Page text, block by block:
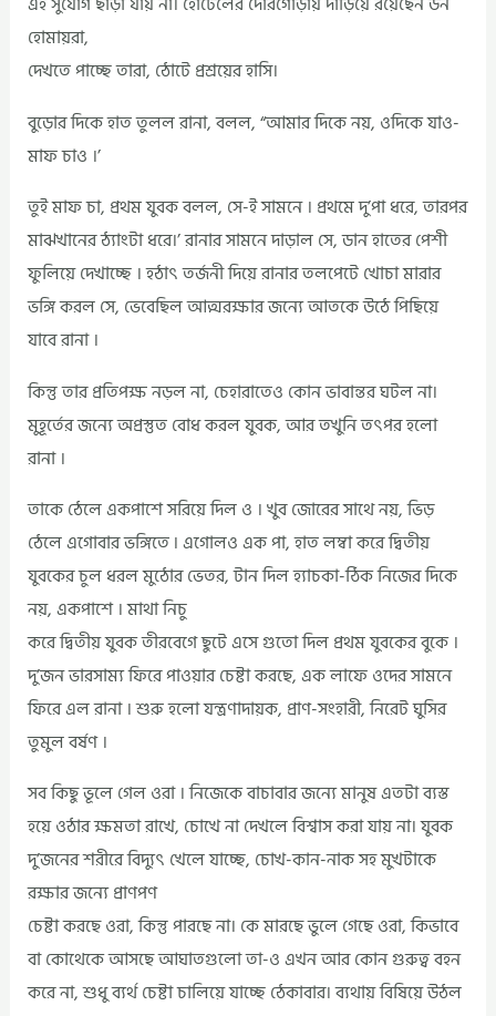
হোমায়রা,
দেখতে পাচ্ছে তারা, ঠোটে প্রশ্রয়ের হাসি।
বুড়োর দিকে হাত তুলল রানা, বলল, “আমার দিকে নয়, ওদিকে যাও-
মাফ চাও ।’
তুই মাফ চা, প্রথম যুবক বলল, সে-ই সামনে । প্রথমে দু’পা ধরে, তারপর
মাঝখানের ঠ্যাংটা ধরে।’ রানার সামনে দাড়াল সে, ডান হাতের পেশী
ফুলিয়ে দেখাচ্ছে । হঠাৎ তর্জনী দিয়ে রানার তলপেটে খোচা মারার
ভঙ্গি করল সে, ভেবেছিল আত্মরক্ষার জন্যে আতকে উঠে পিছিয়ে
যাবে রানা ।
কিন্তু তার প্রতিপক্ষ নড়ল না, চেহারাতেও কোন ভাবান্তর ঘটল না।
মুহূর্তের জন্যে অপ্রস্তুত বোধ করল যুবক, আর তখুনি তৎপর হলো
রানা ।
তাকে ঠেলে একপাশে সরিয়ে দিল ও । খুব জোরের সাথে নয়, ভিড়
ঠেলে এগোবার ভঙ্গিতে ৷ এগোলও এক পা, হাত লম্বা করে দ্বিতীয়
যুবকের চুল ধরল মুঠোর ভেতর, টান দিল হ্যাচকা-ঠিক নিজের দিকে
নয়, একপাশে । মাথা নিচু
করে দ্বিতীয় যুবক তীরবেগে ছুটে এসে গুতো দিল প্রথম যুবকের বুকে ।
দু’জন ভারসাম্য ফিরে পাওয়ার চেষ্টা করছে, এক লাফে ওদের সামনে
ফিরে এল রানা । শুরু হলো যন্ত্রণাদায়ক, প্রাণ-সংহারী, নিরেট ঘুসির
তুমুল বর্ষণ ।
সব কিছু ভূলে গেল ওরা । নিজেকে বাচাবার জন্যে মানুষ এতটা ব্যস্ত
হয়ে ওঠার ক্ষমতা রাখে, চোখে না দেখলে বিশ্বাস করা যায় না। যুবক
দু’জনের শরীরে বিদ্যুৎ খেলে যাচ্ছে, চোখ-কান-নাক সহ মুখটাকে
রক্ষার জন্যে প্রাণপণ
চেষ্টা করছে ওরা, কিন্তু পারছে না। কে মারছে ভুলে গেছে ওরা, কিভাবে
বা কোথেকে আসছে আঘাতগুলো তা-ও এখন আর কোন গুরুত্ব বহন
করে না, শুধু ব্যর্থ চেষ্টা চালিয়ে যাচ্ছে ঠেকাবার। ব্যথায় বিষিয়ে উঠল